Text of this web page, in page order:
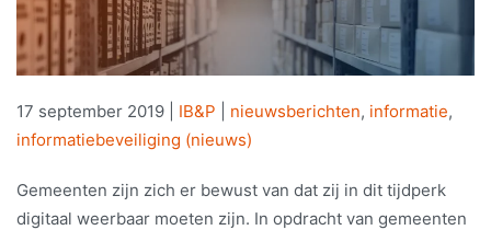
17 september 2019 IB&P nieuwsberichten, informatie,
informatiebeveiliging (nieuws)
Gemeenten zijn zich er bewust van dat zij in dit tijdperk
digitaal weerbaar moeten zijn. In opdracht van gemeenten